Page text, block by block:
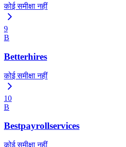
कोई समीक्षा नहीं
9
B
Betterhires
कोई समीक्षा नहीं
10
B
Bestpayrollservices
कोई समीक्षा नहीं